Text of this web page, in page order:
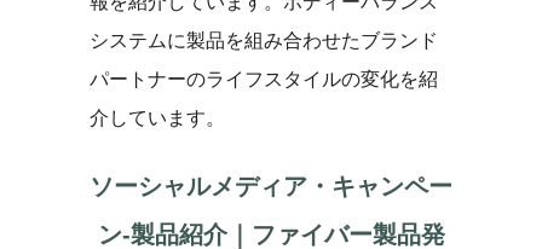
システムに製品を組み合わせたブランド
パートナーのライフスタイルの変化を紹
介しています。
ソーシャルメディア・キャンペー
ン-製品紹介｜ファイバー製品発